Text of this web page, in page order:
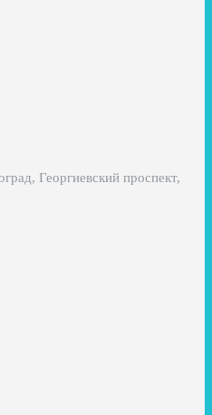
Георгиевский проспект,